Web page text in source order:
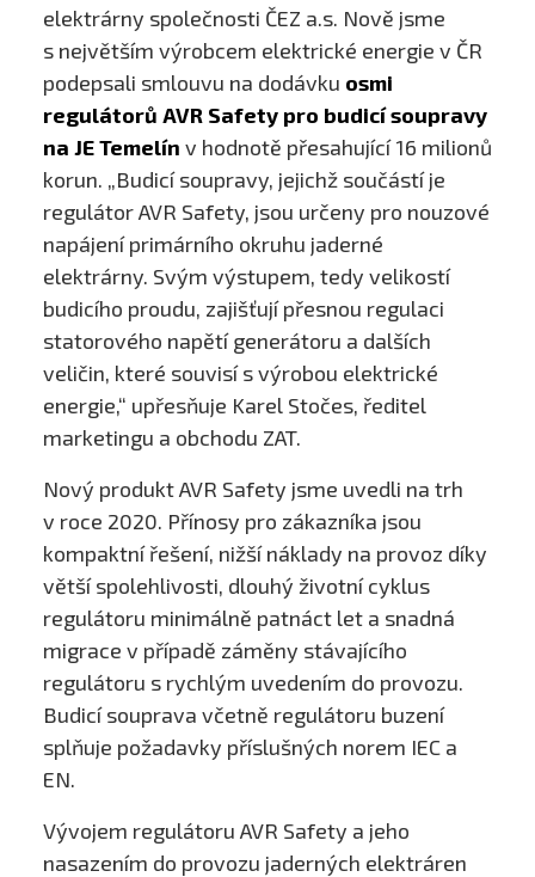
elektrárny společnosti ČEZ a.s. Nově jsme
s největším výrobcem elektrické energie v ČR
podepsali smlouvu na dodávku osmi
regulátorů AVR Safety pro budicí soupravy
na JE Temelín v hodnotě přesahující 16 milionů
korun. „Budicí soupravy, jejichž součástí je
regulátor AVR Safety, jsou určeny pro nouzové
napájení primárního okruhu jaderné
elektrárny. Svým výstupem, tedy velikostí
budicího proudu, zajišťují přesnou regulaci
statorového napětí generátoru a dalších
veličin, které souvisí s výrobou elektrické
energie,“ upřesňuje Karel Stočes, ředitel
marketingu a obchodu ZAT.
Nový produkt AVR Safety jsme uvedli na trh
v roce 2020. Přínosy pro zákazníka jsou
kompaktní řešení, nižší náklady na provoz díky
větší spolehlivosti, dlouhý životní cyklus
regulátoru minimálně patnáct let a snadná
migrace v případě záměny stávajícího
regulátoru s rychlým uvedením do provozu.
Budicí souprava včetně regulátoru buzení
splňuje požadavky příslušných norem IEC a
EN.
Vývojem regulátoru AVR Safety a jeho
nasazením do provozu jaderných elektráren